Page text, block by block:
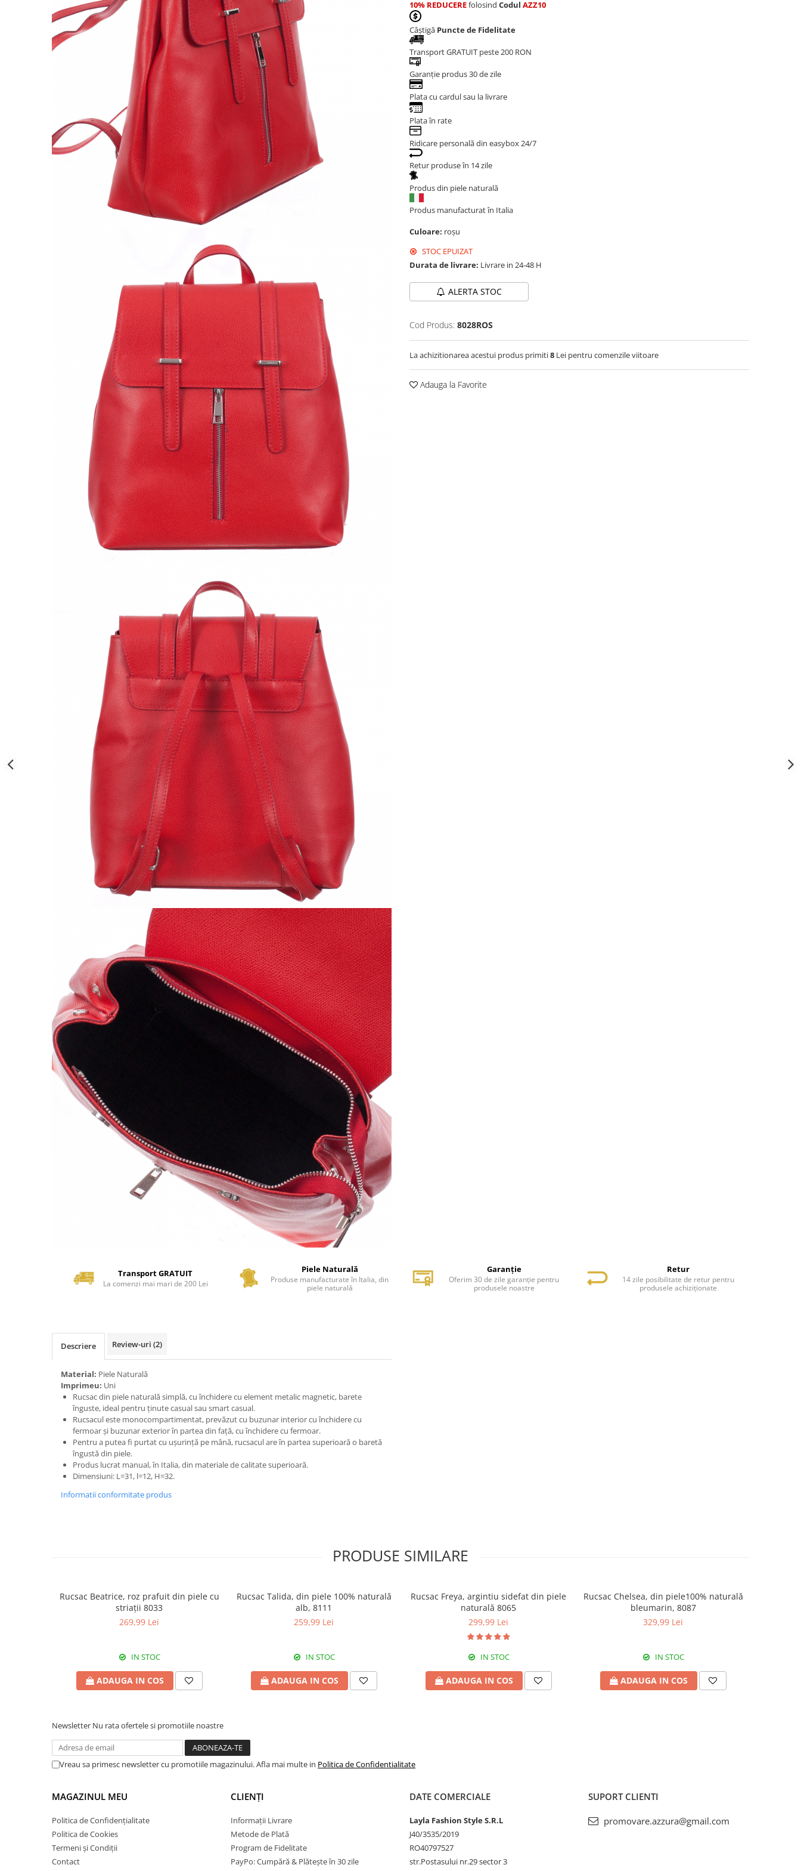
Genți Albastre
Genți Cafenii
Genți Caramel
10% REDUCEREfolosind Codul AZZ10
Câștigă Puncte de Fidelitate
Transport GRATUIT peste 200 RON
Garanție produs 30 de zile
Plata cu cardul sau la livrare
Plata în rate
Ridicare personală din easybox 24/7
Retur produse în 14 zile
Produs din piele naturală
Produs manufacturat în Italia
Culoare: roșu
STOC EPUIZAT
Durata de livrare: Livrare in 24-48 H
ALERTA STOC
Cod Produs: 8028ROS
La achizitionarea acestui produs primiti8 Lei pentru comenzile viitoare
Adauga la Favorite
Transport GRATUIT
La comenzi mai mari de 200 Lei
Piele Naturală
Produse manufacturate în Italia, din
piele naturală
Garanție
Oferim 30 de zile garanție pentru
produsele noastre
Retur
14 zile posibilitate de retur pentru
produsele achiziționate
Descriere Review-uri (2)
Material: Piele Naturală
Imprimeu: Uni
Rucsac din piele naturală simplă, cu închidere cu element metalic magnetic, barete
înguste, ideal pentru ținute casual sau smart casual.
Rucsacul este monocompartimentat, prevăzut cu buzunar interior cu închidere cu
fermoar și buzunar exterior în partea din față, cu închidere cu fermoar.
Pentru a putea fi purtat cu ușurință pe mână, rucsacul are în partea superioară o baretă
îngustă din piele.
Produs lucrat manual, în Italia, din materiale de calitate superioară.
Dimensiuni: L=31, l=12, H=32.
Informatii conformitate produs
PRODUSE SIMILARE
Rucsac Beatrice, roz prafuit din piele cu
striații 8033
269,99 Lei
IN STOC
ADAUGA IN COS
Rucsac Talida, din piele 100% naturală
alb, 8111
259,99 Lei
IN STOC
ADAUGA IN COS
Rucsac Freya, argintiu sidefat din piele
naturală 8065
299,99 Lei
IN STOC
ADAUGA IN COS
Rucsac Chelsea, din piele100% naturală
bleumarin, 8087
329,99 Lei
IN STOC
ADAUGA IN COS
Newsletter Nu rata ofertele si promotiile noastre
Vreau sa primesc newsletter cu promotiile magazinului. Afla mai multe in Politica de Confidentialitate
MAGAZINUL MEU
Politica de Confidențialitate
Politica de Cookies
Termeni și Condiții
Contact
CLIENȚI
Informații Livrare
Metode de Plată
Program de Fidelitate
PayPo: Cumpără & Plătește în 30 zile
DATE COMERCIALE
Layla Fashion Style S.R.L
J40/3535/2019
RO40797527
str.Postasului nr.29 sector 3
SUPORT CLIENTI
promovare.azzura@gmail.com